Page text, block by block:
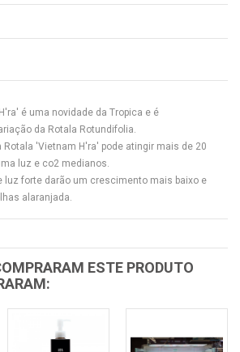
é uma novidade da Tropica e é
da Rotala Rotundifolia.
Rotala 'Vietnam H'ra' pode atingir mais de 20
luz e co2 medianos.
luz forte darão um crescimento mais baixo e
alaranjada.
ESTE PRODUTO